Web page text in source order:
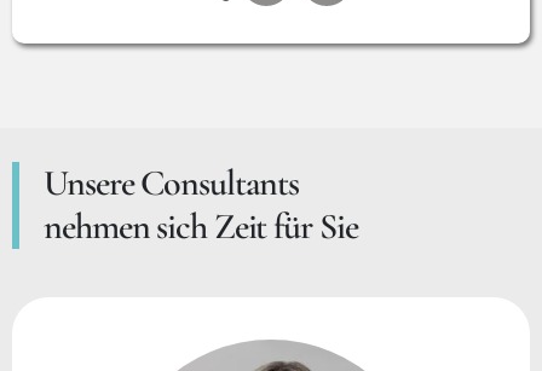
Unsere Consultants
nehmen sich Zeit für Sie